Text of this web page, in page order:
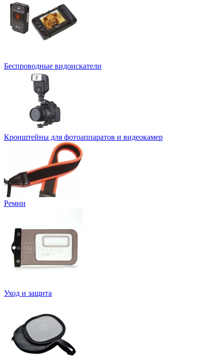
Беспроводные видоискатели
Кронштейны для фотоаппаратов и видеокамер
Ремни
Уход и защита